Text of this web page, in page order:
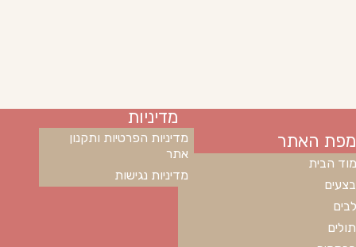
מפת האתר
הבית
מדיניות
מדיניות הפרטיות ותקנון
אתר
מדיניות נגישות